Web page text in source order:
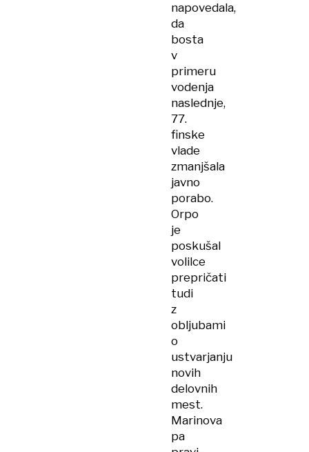
napovedala,
da
bosta
v
primeru
vodenja
naslednje,
77.
finske
vlade
zmanjšala
javno
porabo.
Orpo
je
poskušal
volilce
prepričati
tudi
z
obljubami
o
ustvarjanju
novih
delovnih
mest.
Marinova
pa